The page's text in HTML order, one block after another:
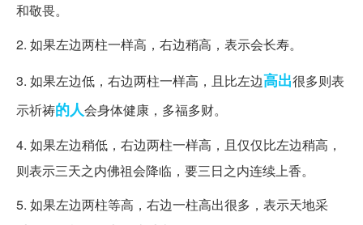
和敬畏。
2. 如果左边两柱一样高，右边稍高，表示会长寿。
3. 如果左边低，右边两柱一样高，且比左边高出很多则表
示祈祷的人会身体健康，多福多财。
4. 如果左边稍低，右边两柱一样高，且仅仅比左边稍高，
则表示三天之内佛祖会降临，要三日之内连续上香。
5. 如果左边两柱等高，右边一柱高出很多，表示天地采